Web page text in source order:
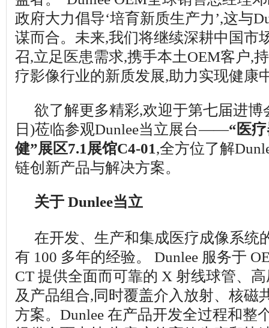
政府大力倡导‘培育新质生产力’,这与
谋而合。未来,我们将继续深耕中国市
召,立足医患需求,携手本土OEM客户,
疗影像行业的新质发展,助力实现健康
欲了解更多精彩,欢迎于第七届进博
日)莅临参观Dunlee当立展台——“医
健”展区7.1展馆C4-01,全方位了解
链创新产品与解决方案。
关于 Dunlee当立
在开发、生产和集成医疗成像系统
有 100 多年的经验。 Dunlee 服务于
CT 提供全面而可靠的 X 射线球管、
及产品组合,同时覆盖介入放射、核磁
方案。Dunlee 在产品开发全过程和整